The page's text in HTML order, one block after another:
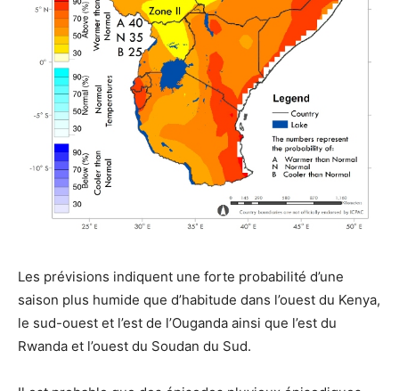
Les prévisions indiquent une forte probabilité d’une
saison plus humide que d’habitude dans l’ouest du Kenya,
le sud-ouest et l’est de l’Ouganda ainsi que l’est du
Rwanda et l’ouest du Soudan du Sud.